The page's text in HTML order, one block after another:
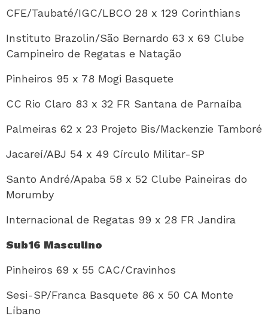
CFE/Taubaté/IGC/LBCO 28 x 129 Corinthians
Instituto Brazolin/São Bernardo 63 x 69 Clube
Campineiro de Regatas e Natação
Pinheiros 95 x 78 Mogi Basquete
CC Rio Claro 83 x 32 FR Santana de Parnaíba
Palmeiras 62 x 23 Projeto Bis/Mackenzie Tamboré
Jacareí/ABJ 54 x 49 Círculo Militar-SP
Santo André/Apaba 58 x 52 Clube Paineiras do
Morumby
Internacional de Regatas 99 x 28 FR Jandira
Sub16 Masculino
Pinheiros 69 x 55 CAC/Cravinhos
Sesi-SP/Franca Basquete 86 x 50 CA Monte
Líbano